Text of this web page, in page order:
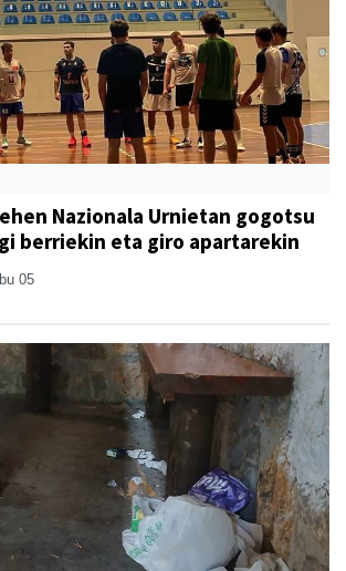
Nazionala Urnietan gogotsu
berriekin eta giro apartarekin
05